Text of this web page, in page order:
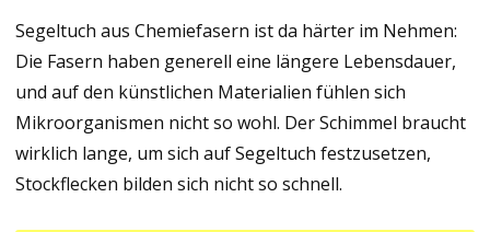
Segeltuch aus Chemiefasern ist da härter im Nehmen:
Die Fasern haben generell eine längere Lebensdauer,
und auf den künstlichen Materialien fühlen sich
Mikroorganismen nicht so wohl. Der Schimmel braucht
wirklich lange, um sich auf Segeltuch festzusetzen,
Stockflecken bilden sich nicht so schnell.